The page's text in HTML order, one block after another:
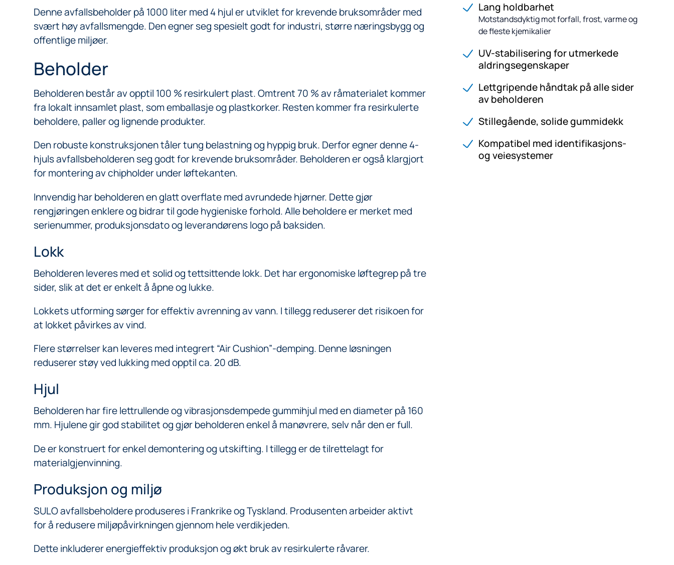
Denne avfallsbeholder på 1000 liter med 4 hjul er utviklet for krevende bruksområder med
svært høy avfallsmengde. Den egner seg spesielt godt for industri, større næringsbygg og
offentlige miljøer.
Beholder
Beholderen består av opptil 100 % resirkulert plast. Omtrent 70 % av råmaterialet kommer
fra lokalt innsamlet plast, som emballasje og plastkorker. Resten kommer fra resirkulerte
beholdere, paller og lignende produkter.
Den robuste konstruksjonen tåler tung belastning og hyppig bruk. Derfor egner denne 4-
hjuls avfallsbeholderen seg godt for krevende bruksområder. Beholderen er også klargjort
for montering av chipholder under løftekanten.
Innvendig har beholderen en glatt overflate med avrundede hjørner. Dette gjør
rengjøringen enklere og bidrar til gode hygieniske forhold. Alle beholdere er merket med
serienummer, produksjonsdato og leverandørens logo på baksiden.
Lokk
Beholderen leveres med et solid og tettsittende lokk. Det har ergonomiske løftegrep på tre
sider, slik at det er enkelt å åpne og lukke.
Lokkets utforming sørger for effektiv avrenning av vann. I tillegg reduserer det risikoen for
at lokket påvirkes av vind.
Flere størrelser kan leveres med integrert “Air Cushion”-demping. Denne løsningen
reduserer støy ved lukking med opptil ca. 20 dB.
Hjul
Beholderen har fire lettrullende og vibrasjonsdempede gummihjul med en diameter på 160
mm. Hjulene gir god stabilitet og gjør beholderen enkel å manøvrere, selv når den er full.
De er konstruert for enkel demontering og utskifting. I tillegg er de tilrettelagt for
materialgjenvinning.
Produksjon og miljø
SULO avfallsbeholdere produseres i Frankrike og Tyskland. Produsenten arbeider aktivt
for å redusere miljøpåvirkningen gjennom hele verdikjeden.
Dette inkluderer energieffektiv produksjon og økt bruk av resirkulerte råvarer.
Lang holdbarhet
Motstandsdyktig mot forfall, frost, varme og
de fleste kjemikalier
UV-stabilisering for utmerkede
aldringsegenskaper
Lettgripende håndtak på alle sider
av beholderen
Stillegående, solide gummidekk
Kompatibel med identifikasjons-
og veiesystemer